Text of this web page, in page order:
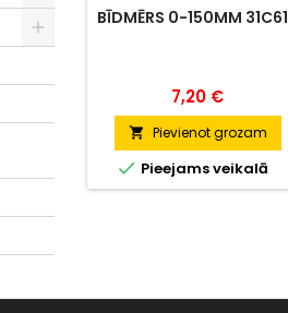
BĪDMĒRS 0-150MM
Cena
7,20 €
 Pievienot grozam
 Pieejams veikalā